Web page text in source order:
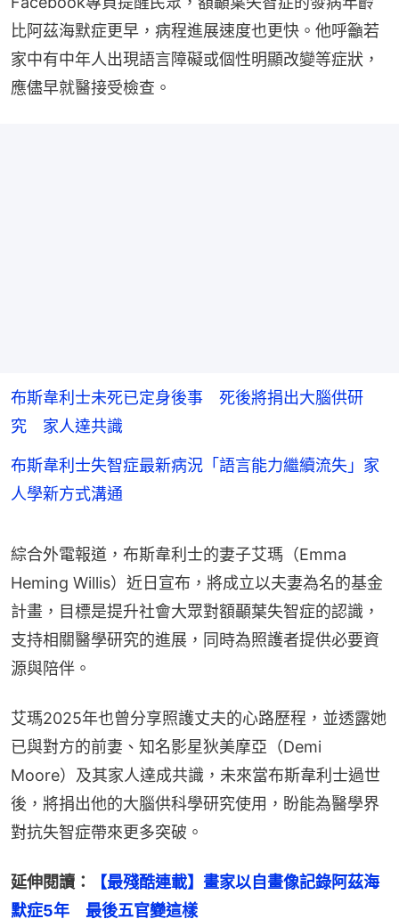
比阿茲海默症更早，病程進展速度也更快。他呼籲若
家中有中年人出現語言障礙或個性明顯改變等症狀，
應儘早就醫接受檢查。
布斯韋利士未死已定身後事 死後將捐出大腦供研
究 家人達共識
布斯韋利士失智症最新病況「語言能力繼續流失」家
人學新方式溝通
綜合外電報道，布斯韋利士的妻子艾瑪（Emma
Heming Willis）近日宣布，將成立以夫妻為名的基金
計畫，目標是提升社會大眾對額顳葉失智症的認識，
支持相關醫學研究的進展，同時為照護者提供必要資
源與陪伴。
艾瑪2025年也曾分享照護丈夫的心路歷程，並透露她
已與對方的前妻、知名影星狄美摩亞（Demi
Moore）及其家人達成共識，未來當布斯韋利士過世
後，將捐出他的大腦供科學研究使用，盼能為醫學界
對抗失智症帶來更多突破。
延伸閱讀：
【最殘酷連載】畫家以自畫像記錄阿茲海
默症5年　最後五官變這樣